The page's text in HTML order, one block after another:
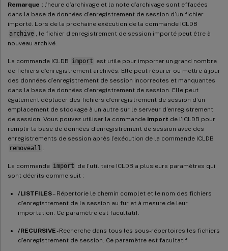
Remarque : l’heure d’archivage et la note d’archivage sont effacées
dans la base de données d’enregistrement de session d’un fichier
importé. Lors de la prochaine exécution de la commande ICLDB
archive
, le fichier d’enregistrement de session importé peut être à
nouveau archivé.
La commande ICLDB import est utile pour importer un grand nombre
de fichiers d’enregistrement archivés. Elle peut réparer ou mettre à jour
des données d’enregistrement de session incorrectes et manquantes
dans la base de données d’enregistrement de session. Elle peut
également déplacer des fichiers d’enregistrement de session d’un
emplacement de stockage à un autre sur le serveur d’enregistrement
de session. Vous pouvez utiliser la commande import de l’ICLDB pour
remplir la base de données d’enregistrement de session avec des
enregistrements de session après l’exécution de la commande ICLDB
removeall
La commande import de l’utilitaire ICLDB a plusieurs paramètres qui
sont décrits comme suit :
/LISTFILES– Répertorie le chemin complet et le nom des fichiers
d’enregistrement de la session au fur et à mesure de leur
importation. Ce paramètre est facultatif.
/RECURSIVE- Recherche dans tous les sous-répertoires les fichiers
d’enregistrement de session. Ce paramètre est facultatif.